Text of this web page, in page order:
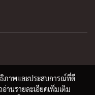
ธิภาพและประสบการณ์ที่ดี
านรายละเอียดเพิ่มเติม